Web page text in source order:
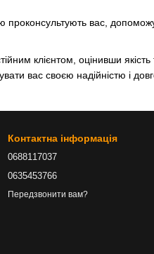
вас,
клієнтом, оцінивши якість
вас своєю надійністю і
Контактна інформація
0688117037
0635453766
Передзвонити вам?